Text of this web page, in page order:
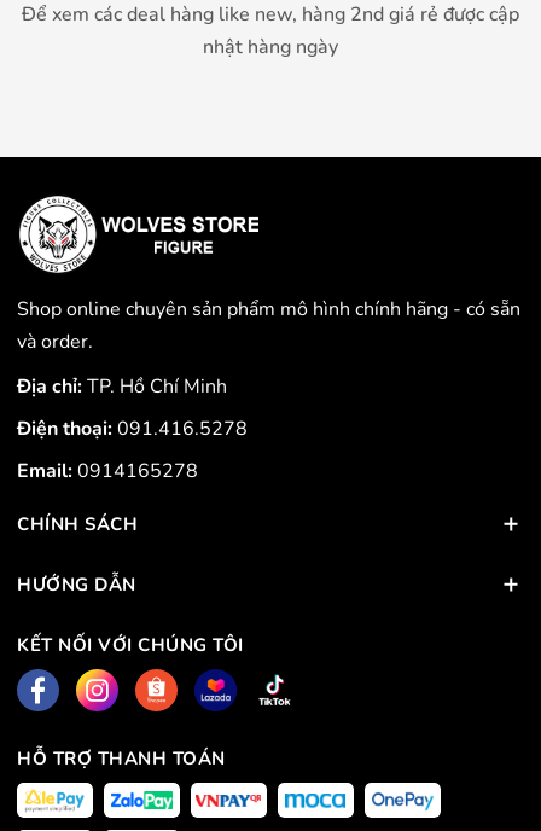
Để xem các deal hàng like new, hàng 2nd giá rẻ được cập
nhật hàng ngày
Shop online chuyên sản phẩm mô hình chính hãng - có sẵn
và order.
Địa chỉ:TP. Hồ Chí Minh
Điện thoại:091.416.5278
Email:0914165278
CHÍNH SÁCH
HƯỚNG DẪN
KẾT NỐI VỚI CHÚNG TÔI
HỖ TRỢ THANH TOÁN